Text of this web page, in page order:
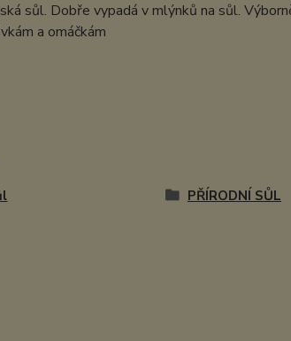
sůl. Dobře vypadá v mlýnků na sůl.
a omáčkám
PŘÍRODNÍ SŮL